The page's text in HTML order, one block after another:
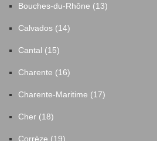
Bouches-du-Rhône (13)
Calvados (14)
Cantal (15)
Charente (16)
Charente-Maritime (17)
Cher (18)
Corrèze (19)